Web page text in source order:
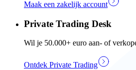
Maak een zakelijk account
Private Trading Desk
Wil je 50.000+ euro aan- of
Ontdek Private Trading